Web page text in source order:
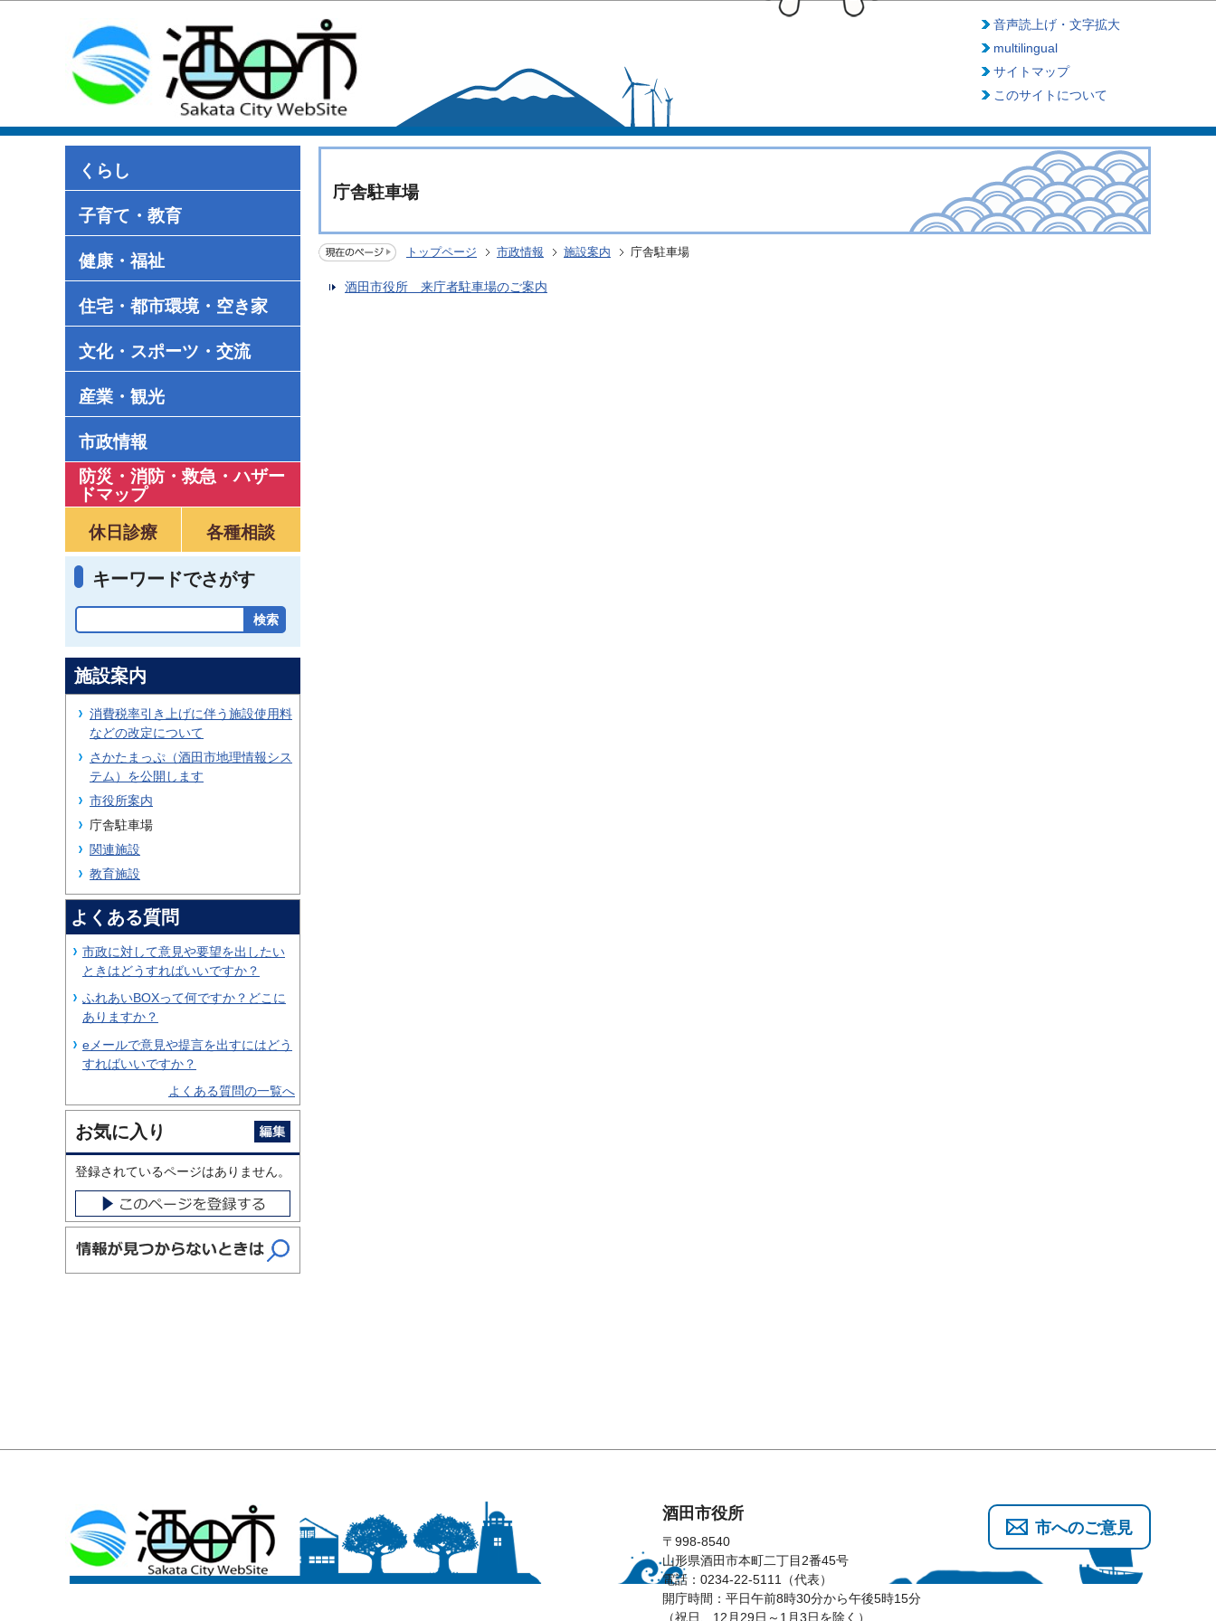
音声読上げ・文字拡大
multilingual
サイトマップ
このサイトについて
くらし
子育て・教育
健康・福祉
住宅・都市環境・空き家
文化・スポーツ・交流
産業・観光
市政情報
防災・消防・救急 ・ハザー
ドマップ
休日診療
各種相談
キーワードでさがす
庁舎駐車場
トップページ 市政情報 施設案内 庁舎駐車場
酒田市役所 来庁者駐車場のご案内
施設案内
消費税率引き上げに伴う施設使用料
などの改定について
さかたまっぷ（酒田市地理情報シス
テム）を公開します
市役所案内
庁舎駐車場
関連施設
教育施設
よくある質問
市政に対して意見や要望を出したい
ときはどうすればいいですか？
ふれあいBOXって何ですか？どこに
ありますか？
eメールで意見や提言を出すにはどう
すればいいですか？
よくある質問の一覧へ
お気に入り
登録されているページはありません。
酒田市役所
〒998-8540
山形県酒田市本町二丁目2番45号
電話：0234-22-5111（代表）
開庁時間：平日午前8時30分から午後5時15分
（祝日、12月29日～1月3日を除く）
市へのご意見